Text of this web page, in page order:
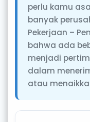
perlu kamu
banyak
Pekerjaan –
bahwa ada
menjadi
dalam
atau